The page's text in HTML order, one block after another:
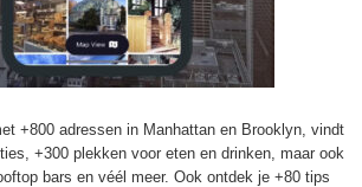
+800 adressen in Manhattan en Brooklyn, vindt
+300 plekken voor eten en drinken, maar ook
bars en véél meer. Ook ontdek je +80 tips